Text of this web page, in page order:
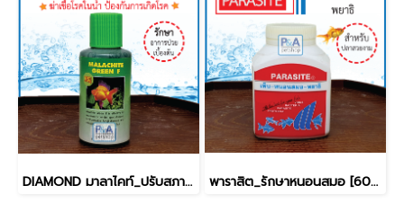
DIAMOND มาลาไคท์_ปรับสภาพน้ำ ช่วยป้องกันการเกิดโรค [ 200ml] พาราสิต_รักษาหนอนสมอ [60g]